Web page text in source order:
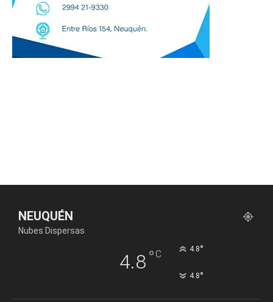
NEUQUÉN
Nubes Dispersas
4.8°C 4.8°
4.8°